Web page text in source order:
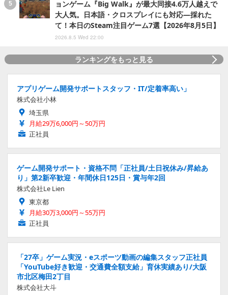
ョンゲーム『Big Walk』が最大同接4.6万人越えで
大人気。日本語・クロスプレイにも対応―採れた
て！本日のSteam注目ゲーム7選【2026年8月5日】
2026.8.5 Wed 22:00
ランキングをもっと見る
アプリゲーム開発サポートスタッフ・IT/定着率高い」
株式会社小林
埼玉県
月給29万6,000円～50万円
正社員
ゲーム開発サポート・資格不問「正社員/土日祝休み/昇給あ
り」第2新卒歓迎・年間休日125日・賞与年2回
株式会社Le Lien
東京都
月給30万3,000円～55万円
正社員
「27卒」ゲーム実況・eスポーツ動画の編集スタッフ正社員
「YouTube好き歓迎・交通費全額支給」育休実績あり/大阪
市北区梅田2丁目
株式会社大斗